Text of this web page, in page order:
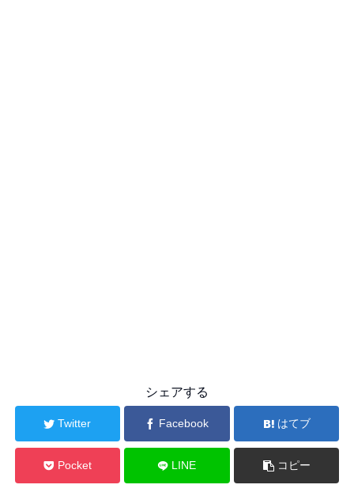
シェアする
Twitter Facebook はてブ
Pocket LINE コピー